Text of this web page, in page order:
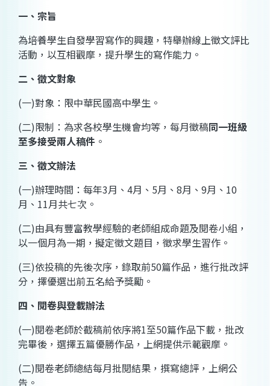
一、宗旨
為培養學生自發學習寫作的興趣，特舉辦線上徵文評比
活動，以互相觀摩，提升學生的寫作能力。
二、徵文對象
(一)對象：限中華民國高中學生。
(二)限制：為求各校學生機會均等，每月徵稿同一班級
至多接受兩人稿件 。
三、徵文辦法
(一)辦理時間：每年3月、 4月、 5月、 8月、 9月、 10
月、 11月共七次。
(二)由具有豐富教學經驗的老師組成命題及閱卷小組，
以一個月為一期，擬定徵文題目，徵求學生習作。
(三)依投稿的先後次序，錄取前50篇作品，進行批改評
分，擇優選出前五名給予獎勵。
四、閱卷與登載辦法
(一)閱卷老師於截稿前依序將1至50篇作品下載，批改
完畢後，選擇五篇優勝作品，上網提供示範觀摩。
(二)閱卷老師總結每月批閱結果，撰寫總評，上網公
告。